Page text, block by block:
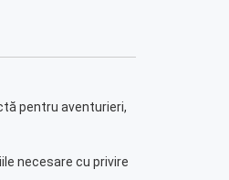
pentru aventurieri,
necesare cu privire